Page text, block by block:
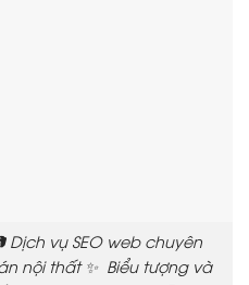
Dịch vụ SEO web chuyên
nội thất ✨ Biểu tượng và